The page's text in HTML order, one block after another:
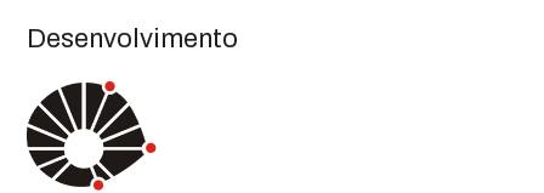
Desenvolvimento